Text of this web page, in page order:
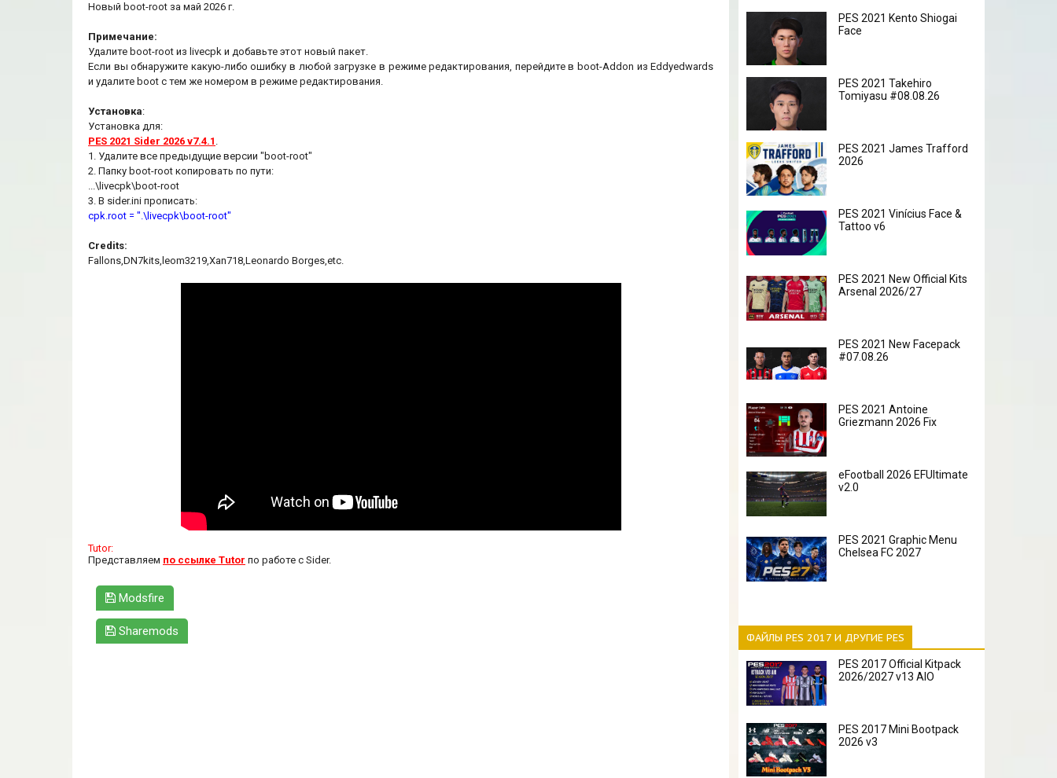
Новый boot-root за май 2026 г.
Примечание:
Удалите boot-root из livecpk и добавьте этот новый пакет.
Если вы обнаружите какую-либо ошибку в любой загрузке в режиме редактирования, перейдите в boot-Addon из Eddyedwards
и удалите boot с тем же номером в режиме редактирования.
Установка:
Установка для:
PES 2021 Sider 2026 v7.4.1 .
1. Удалите все предыдущие версии "boot-root"
2. Папку boot-root копировать по пути:
...\livecpk\boot-root
3. В sider.ini прописать:
cpk.root = ".\livecpk\boot-root"
Credits:
Fallons,DN7kits,leom3219,Xan718,Leonardo Borges,etc.
Tutor:
Представляем по ссылке Tutor по работе с Sider.
Modsfire
Sharemods
PES 2021 Kento Shiogai
Face
PES 2021 Takehiro
Tomiyasu #08.08.26
PES 2021 James Trafford
2026
PES 2021 Vinícius Face &
Tattoo v6
PES 2021 New Official Kits
Arsenal 2026/27
PES 2021 New Facepack
#07.08.26
PES 2021 Antoine
Griezmann 2026 Fix
eFootball 2026 EFUltimate
v2.0
PES 2021 Graphic Menu
Chelsea FC 2027
ФАЙЛЫ PES 2017 И ДРУГИЕ PES
PES 2017 Official Kitpack
2026/2027 v13 AIO
PES 2017 Mini Bootpack
2026 v3